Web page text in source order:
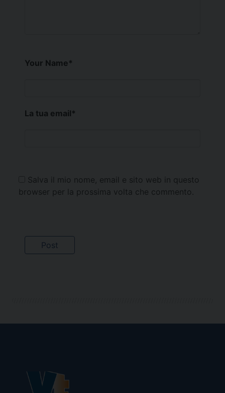
Your Name*
La tua email*
Salva il mio nome, email e sito web in questo
browser per la prossima volta che commento.